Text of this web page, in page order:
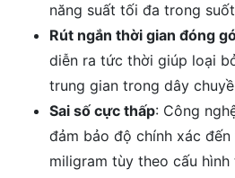
năng suất tối đa trong
Rút ngắn thời gian đóng
diễn ra tức thời giúp loại
trung gian trong dây
Sai số cực thấp: Công
đảm bảo độ chính xác
miligram tùy theo cấu hình